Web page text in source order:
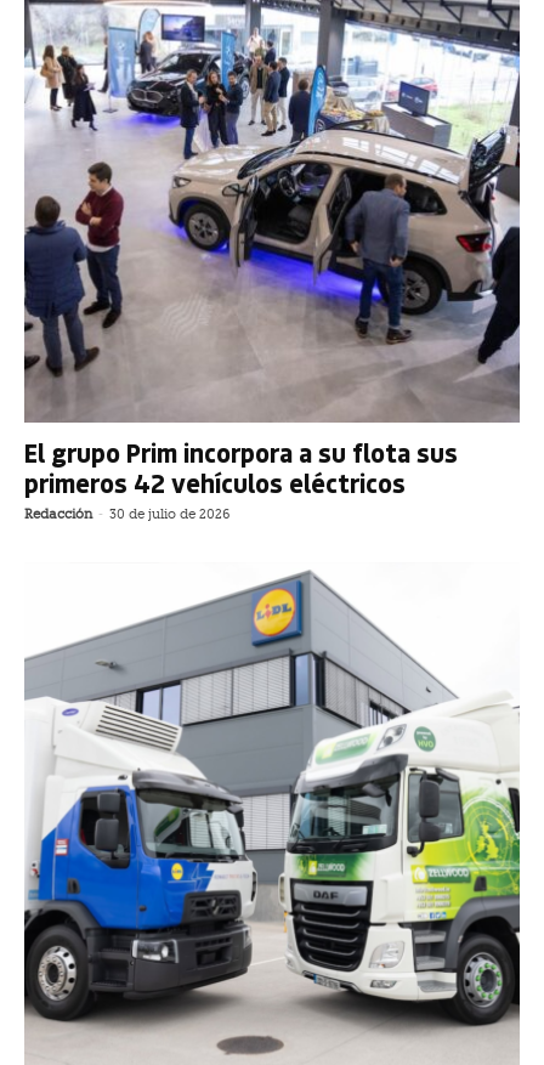
El grupo Prim incorpora a su flota sus
primeros 42 vehículos eléctricos
Redacción - 30 de julio de 2026